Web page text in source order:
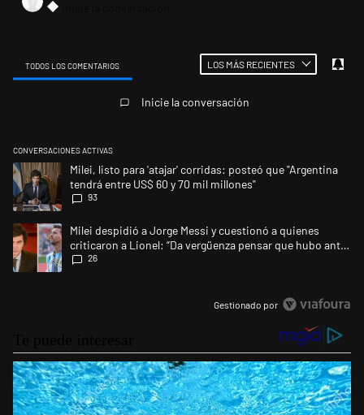
TODOS LOS COMENTARIOS LOS MÁS RECIENTES
Inicie la conversación
CONVERSACIONES ACTIVAS
Este listado muestra los artículos con más comentarios en los últimos
Un artículo de tendencia con el título "Milei, listo para 'atajar' corridas:
Milei, listo para 'atajar' corridas: posteó que "Argentina
tendrá entre US$ 60 y 70 mil millones"
93
Un artículo de tendencia con el título "Milei despidió a Jorge Messi y
Milei despidió a Jorge Messi y cuestionó a quienes
criticaron a Lionel: “Da vergüenza pensar que hubo anti-
Messi”
26
Gestionado por